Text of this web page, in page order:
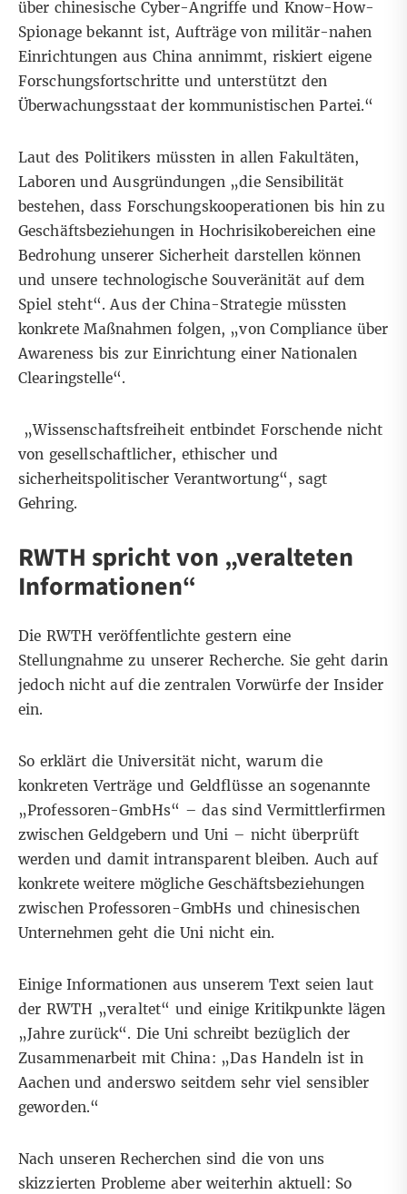
über chinesische Cyber-Angriffe und Know-How-
Spionage bekannt ist, Aufträge von militär-nahen
Einrichtungen aus China annimmt, riskiert eigene
Forschungsfortschritte und unterstützt den
Überwachungsstaat der kommunistischen Partei.“
Laut des Politikers müssten in allen Fakultäten,
Laboren und Ausgründungen „die Sensibilität
bestehen, dass Forschungskooperationen bis hin zu
Geschäftsbeziehungen in Hochrisikobereichen eine
Bedrohung unserer Sicherheit darstellen können
und unsere technologische Souveränität auf dem
Spiel steht“. Aus der China-Strategie müssten
konkrete Maßnahmen folgen, „von Compliance über
Awareness bis zur Einrichtung einer Nationalen
Clearingstelle“.
„Wissenschaftsfreiheit entbindet Forschende nicht
von gesellschaftlicher, ethischer und
sicherheitspolitischer Verantwortung“, sagt
Gehring.
RWTH spricht von „veralteten
Informationen“
Die RWTH veröffentlichte gestern eine
Stellungnahme zu unserer Recherche. Sie geht darin
jedoch nicht auf die zentralen Vorwürfe der Insider
ein.
So erklärt die Universität nicht, warum die
konkreten Verträge und Geldflüsse an sogenannte
„Professoren-GmbHs“ – das sind Vermittlerfirmen
zwischen Geldgebern und Uni – nicht überprüft
werden und damit intransparent bleiben. Auch auf
konkrete weitere mögliche Geschäftsbeziehungen
zwischen Professoren-GmbHs und chinesischen
Unternehmen geht die Uni nicht ein.
Einige Informationen aus unserem Text seien laut
der RWTH „veraltet“ und einige Kritikpunkte lägen
„Jahre zurück“. Die Uni schreibt bezüglich der
Zusammenarbeit mit China: „Das Handeln ist in
Aachen und anderswo seitdem sehr viel sensibler
geworden.“
Nach unseren Recherchen sind die von uns
skizzierten Probleme aber weiterhin aktuell: So